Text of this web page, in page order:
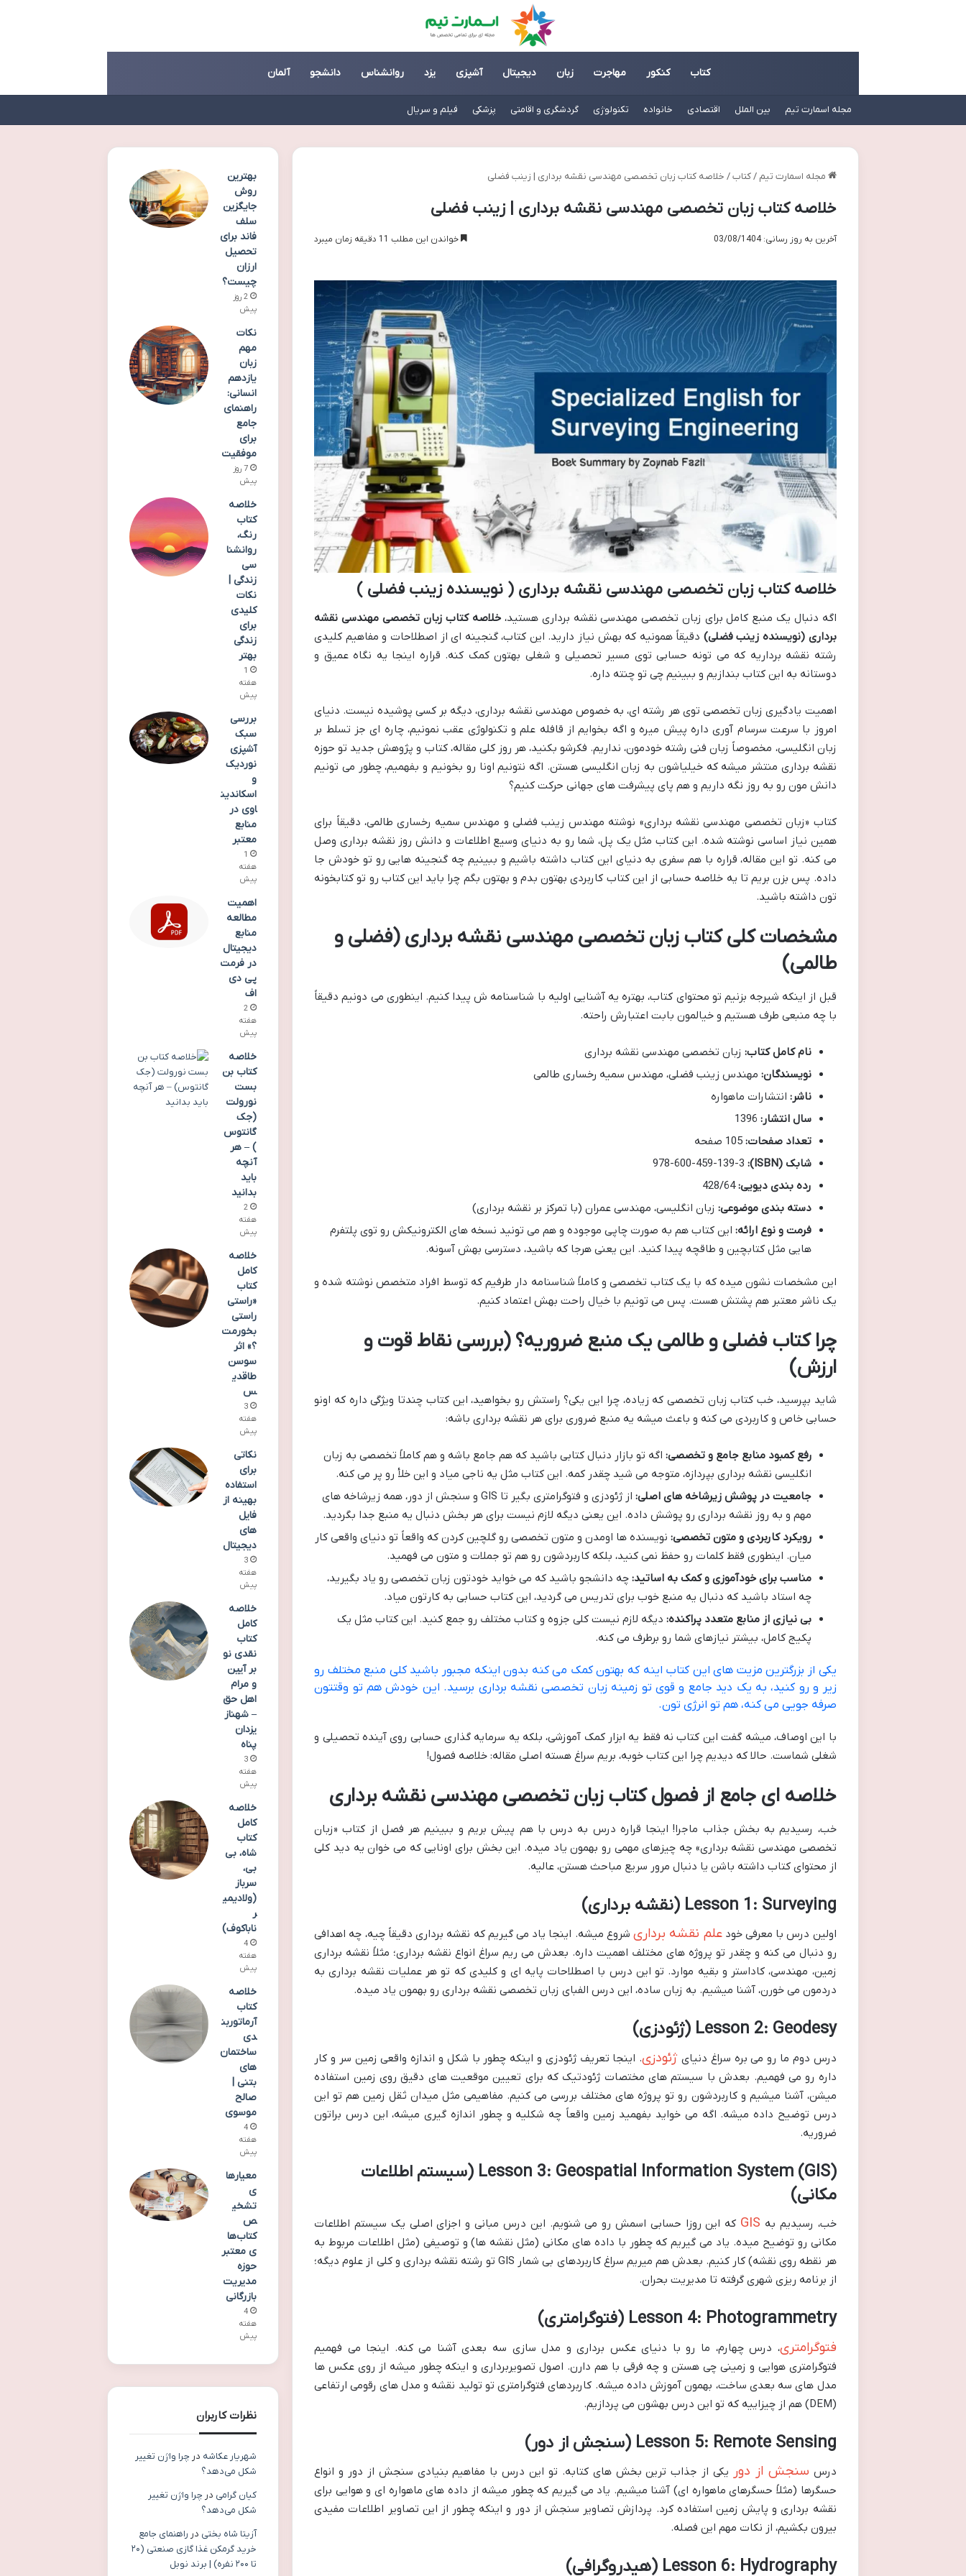
کتاب کنکور مهاجرت زبان دیجیتال آشپزی یزد روانشناس دانشجو آلمان
مجله اسمارت تیم بین الملل اقتصادی خانواده تکنولوژی گردشگری و اقامتی پزشکی فیلم و سریال
مجله اسمارت تیم / کتاب / خلاصه کتاب زبان تخصصی مهندسی نقشه برداری | زینب فضلی
خلاصه کتاب زبان تخصصی مهندسی نقشه برداری | زینب فضلی
آخرین به روز رسانی: 03/08/1404 خواندن این مطلب 11 دقیقه زمان میبرد
خلاصه کتاب زبان تخصصی مهندسی نقشه برداری ( نویسنده زینب فضلی )
اگه دنبال یک منبع کامل برای زبان تخصصی مهندسی نقشه برداری هستید، خلاصه کتاب زبان تخصصی مهندسی نقشه
برداری (نویسنده زینب فضلی) دقیقاً همونیه که بهش نیاز دارید. این کتاب، گنجینه ای از اصطلاحات و مفاهیم کلیدی
رشته نقشه برداریه که می تونه حسابی توی مسیر تحصیلی و شغلی بهتون کمک کنه. قراره اینجا یه نگاه عمیق و
دوستانه به این کتاب بندازیم و ببینیم چی تو چنته داره.
اهمیت یادگیری زبان تخصصی توی هر رشته ای، به خصوص مهندسی نقشه برداری، دیگه بر کسی پوشیده نیست. دنیای
امروز با سرعت سرسام آوری داره پیش میره و اگه بخوایم از قافله علم و تکنولوژی عقب نمونیم، چاره ای جز تسلط بر
زبان انگلیسی، مخصوصاً زبان فنی رشته خودمون، نداریم. فکرشو بکنید، هر روز کلی مقاله، کتاب و پژوهش جدید تو حوزه
نقشه برداری منتشر میشه که خیلیاشون به زبان انگلیسی هستن. اگه نتونیم اونا رو بخونیم و بفهمیم، چطور می تونیم
دانش مون رو به روز نگه داریم و هم پای پیشرفت های جهانی حرکت کنیم؟
کتاب «زبان تخصصی مهندسی نقشه برداری» نوشته مهندس زینب فضلی و مهندس سمیه رخساری طالمی، دقیقاً برای
همین نیاز اساسی نوشته شده. این کتاب مثل یک پل، شما رو به دنیای وسیع اطلاعات و دانش روز نقشه برداری وصل
می کنه. تو این مقاله، قراره با هم سفری به دنیای این کتاب داشته باشیم و ببینیم چه گنجینه هایی رو تو خودش جا
داده. پس بزن بریم تا یه خلاصه حسابی از این کتاب کاربردی بهتون بدم و بهتون بگم چرا باید این کتاب رو تو کتابخونه
تون داشته باشید.
مشخصات کلی کتاب زبان تخصصی مهندسی نقشه برداری (فضلی و
طالمی)
قبل از اینکه شیرجه بزنیم تو محتوای کتاب، بهتره یه آشنایی اولیه با شناسنامه ش پیدا کنیم. اینطوری می دونیم دقیقاً
با چه منبعی طرف هستیم و خیالمون بابت اعتبارش راحته.
نام کامل کتاب: زبان تخصصی مهندسی نقشه برداری
نویسندگان: مهندس زینب فضلی، مهندس سمیه رخساری طالمی
ناشر: انتشارات ماهواره
سال انتشار:
تعداد صفحات: 105 صفحه
شابک (ISBN):
رده بندی دیویی:428/64
دسته بندی موضوعی: زبان انگلیسی، مهندسی عمران (با تمرکز بر نقشه برداری)
فرمت و نوع ارائه: این کتاب هم به صورت چاپی موجوده و هم می تونید نسخه های الکترونیکش رو توی پلتفرم
هایی مثل کتابچین و طاقچه پیدا کنید. این یعنی هرجا که باشید، دسترسی بهش آسونه.
این مشخصات نشون میده که با یک کتاب تخصصی و کاملاً شناسنامه دار طرفیم که توسط افراد متخصص نوشته شده و
یک ناشر معتبر هم پشتش هست. پس می تونیم با خیال راحت بهش اعتماد کنیم.
چرا کتاب فضلی و طالمی یک منبع ضروریه؟ (بررسی نقاط قوت و
ارزش)
شاید بپرسید، خب کتاب زبان تخصصی که زیاده، چرا این یکی؟ راستش رو بخواهید، این کتاب چندتا ویژگی داره که اونو
حسابی خاص و کاربردی می کنه و باعث میشه یه منبع ضروری برای هر نقشه برداری باشه:
رفع کمبود منابع جامع و تخصصی: اگه تو بازار دنبال کتابی باشید که هم جامع باشه و هم کاملاً تخصصی به زبان
انگلیسی نقشه برداری بپردازه، متوجه می شید چقدر کمه. این کتاب مثل یه ناجی میاد و این خلأ رو پر می کنه.
جامعیت در پوشش زیرشاخه های اصلی:
از ژئودزی و فتوگرامتری بگیر تا GIS و سنجش از دور، همه زیرشاخه های
مهم و به روز نقشه برداری رو پوشش داده. این یعنی دیگه لازم نیست برای هر بخش دنبال یه منبع جدا بگردید.
رویکرد کاربردی و متون تخصصی: نویسنده ها اومدن و متون تخصصی رو گلچین کردن که واقعاً تو دنیای واقعی کار
میان. اینطوری فقط کلمات رو حفظ نمی کنید، بلکه کاربردشون رو هم تو جملات و متون می فهمید.
مناسب برای خودآموزی و کمک به اساتید: چه دانشجو باشید که می خواید خودتون زبان تخصصی رو یاد بگیرید،
چه استاد باشید که دنبال یه منبع خوب برای تدریس می گردید، این کتاب حسابی به کارتون میاد.
بی نیازی از منابع متعدد پراکنده: دیگه لازم نیست کلی جزوه و کتاب مختلف رو جمع کنید. این کتاب مثل یک
پکیج کامل، بیشتر نیازهای شما رو برطرف می کنه.
یکی از بزرگترین مزیت های این کتاب اینه که بهتون کمک می کنه بدون اینکه مجبور باشید کلی منبع مختلف رو
زیر و رو کنید، به یک دید جامع و قوی تو زمینه زبان تخصصی نقشه برداری برسید. این خودش هم تو وقتتون
صرفه جویی می کنه، هم تو انرژی تون.
با این اوصاف، میشه گفت این کتاب نه فقط یه ابزار کمک آموزشی، بلکه یه سرمایه گذاری حسابی روی آینده تحصیلی و
شغلی شماست. حالا که دیدیم چرا این کتاب خوبه، بریم سراغ هسته اصلی مقاله: خلاصه فصول!
خلاصه ای جامع از فصول کتاب زبان تخصصی مهندسی نقشه برداری
خب، رسیدیم به بخش جذاب ماجرا! اینجا قراره درس به درس با هم پیش بریم و ببینیم هر فصل از کتاب «زبان
تخصصی مهندسی نقشه برداری» چه چیزهای مهمی رو بهمون یاد میده. این بخش برای اونایی که می خوان یه دید کلی
از محتوای کتاب داشته باشن یا دنبال مرور سریع مباحث هستن، عالیه.
Lesson 1: Surveying (نقشه برداری)
اولین درس با معرفی خودعلم نقشه برداریشروع میشه. اینجا یاد می گیریم که نقشه برداری دقیقاً چیه، چه اهدافی
رو دنبال می کنه و چقدر تو پروژه های مختلف اهمیت داره. بعدش می ریم سراغ انواع نقشه برداری؛ مثلاً نقشه برداری
زمین، مهندسی، کاداستر و بقیه موارد. تو این درس با اصطلاحات پایه ای و کلیدی که تو هر عملیات نقشه برداری به
دردمون می خورن، آشنا میشیم. به زبان ساده، این درس الفبای زبان تخصصی نقشه برداری رو بهمون یاد میده.
Lesson 2: Geodesy (ژئودزی)
درس دوم ما رو می بره سراغ دنیای ژئودزی. اینجا تعریف ژئودزی و اینکه چطور با شکل و اندازه واقعی زمین سر و کار
داره رو می فهمیم. بعدش با سیستم های مختصات ژئودتیک که برای تعیین موقعیت های دقیق روی زمین استفاده
میشن، آشنا میشیم و کاربردشون رو تو پروژه های مختلف بررسی می کنیم. مفاهیمی مثل میدان ثقل زمین هم تو این
درس توضیح داده میشه. اگه می خواید بفهمید زمین واقعاً چه شکلیه و چطور اندازه گیری میشه، این درس براتون
ضروریه.
Lesson 3: Geospatial Information System (GIS) (سیستم اطلاعات
مکانی)
خب، رسیدیم به GIS که این روزا حسابی اسمش رو می شنویم. این درس مبانی و اجزای اصلی یک سیستم اطلاعات
مکانی رو توضیح میده. یاد می گیریم که چطور با داده های مکانی (مثل نقشه ها) و توصیفی (مثل اطلاعات مربوط به
هر نقطه روی نقشه) کار کنیم. بعدش هم میریم سراغ کاربردهای بی شمار GIS تو رشته نقشه برداری و کلی از علوم دیگه؛
از برنامه ریزی شهری گرفته تا مدیریت بحران.
Lesson 4: Photogrammetry (فتوگرامتری)
فتوگرامتری، درس چهارم، ما رو با دنیای عکس برداری و مدل سازی سه بعدی آشنا می کنه. اینجا می فهمیم
فتوگرامتری هوایی و زمینی چی هستن و چه فرقی با هم دارن. اصول تصویربرداری و اینکه چطور میشه از روی عکس ها
مدل های سه بعدی ساخت، بهمون آموزش داده میشه. کاربردهای فتوگرامتری تو تولید نقشه و مدل های رقومی ارتفاعی
(DEM) هم از چیزاییه که تو این درس بهشون می پردازیم.
Lesson 5: Remote Sensing (سنجش از دور)
درس سنجش از دور یکی از جذاب ترین بخش های کتابه. تو این درس با مفاهیم بنیادی سنجش از دور و انواع
حسگرها (مثلاً حسگرهای ماهواره ای) آشنا میشیم. یاد می گیریم که چطور میشه از داده های ماهواره ای و هوایی برای
نقشه برداری و پایش زمین استفاده کرد. پردازش تصاویر سنجش از دور و اینکه چطور از این تصاویر اطلاعات مفیدی
بیرون بکشیم، از نکات مهم این فصله.
Lesson 6: Hydrography (هیدروگرافی)
بهترین
روش
جایگزین
سلف
فاند برای
تحصیل
ارزان
چیست؟
2 روز
پیش
نکات
مهم
زبان
یازدهم
انسانی:
راهنمای
جامع
برای
موفقیت
7 روز
پیش
خلاصه
کتاب
رنگ،
روانشنا
سی
زندگی |
نکات
کلیدی
برای
زندگی
بهتر
1
هفته
پیش
بررسی
سبک
آشپزی
نوردیک
و
اسکاندین
اوی در
منابع
معتبر
1
هفته
پیش
اهمیت
مطالعه
منابع
دیجیتال
در فرمت
پی دی
اف
2
هفته
پیش
خلاصه
کتاب بن
بست
نورولت
(جک
گانتوس
) – هر
آنچه
باید
بدانید
2
هفته
پیش
خلاصه
کامل
کتاب
«راستی
راستی
بخورمت
؟» اثر
سوسن
طاقدی
س
3
هفته
پیش
نکاتی
برای
استفاده
بهینه از
فایل
های
دیجیتال
3
هفته
پیش
خلاصه
کامل
کتاب
نقدی نو
بر آیین
و مرام
اهل حق
– شهناز
یزدان
پناه
3
هفته
پیش
خلاصه
کامل
کتاب
شاه، بی
بی،
سرباز
(ولادیمی
ر
ناباکوف)
4
هفته
پیش
خلاصه
کتاب
آرماتوربن
دی
ساختمان
های
بتنی |
صالح
موسوی
4
هفته
پیش
معیارها
ی
تشخی
ص
کتاب‌ها
ی معتبر
حوزه
مدیریت
بازرگانی
4
هفته
پیش
نظرات کاربران
شهریار عکاشه در چرا واژن تغییر
شکل می‌دهد؟
کیان گرامی در چرا واژن تغییر
شکل می‌دهد؟
آزیتا شاه بختی در راهنمای جامع
خرید گرمکن غذا گازی صنعتی (۲۰
تا ۲۰۰ نفره) | برند نوبل